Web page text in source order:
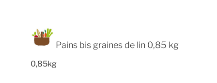
Pains bis graines de lin 0,85 kg
0,85kg